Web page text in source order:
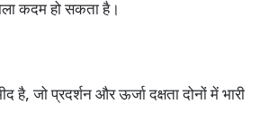
कदम हो सकता है।
जो प्रदर्शन और ऊर्जा दक्षता दोनों में भारी